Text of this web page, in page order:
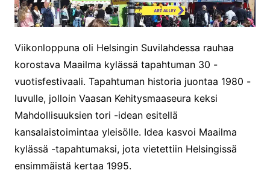
Viikonloppuna oli Helsingin Suvilahdessa rauhaa
korostava Maailma kylässä tapahtuman 30 -
vuotisfestivaali. Tapahtuman historia juontaa 1980 -
luvulle, jolloin Vaasan Kehitysmaaseura keksi
Mahdollisuuksien tori -idean esitellä
kansalaistoimintaa yleisölle. Idea kasvoi Maailma
kylässä -tapahtumaksi, jota vietettiin Helsingissä
ensimmäistä kertaa 1995.